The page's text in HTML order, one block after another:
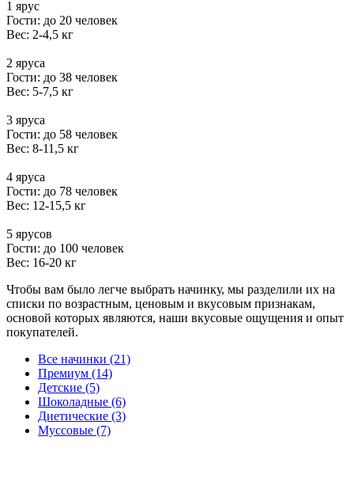
1 ярус
Гости: до 20 человек
Вес: 2-4,5 кг
2 яруса
Гости: до 38 человек
Вес: 5-7,5 кг
3 яруса
Гости: до 58 человек
Вес: 8-11,5 кг
4 яруса
Гости: до 78 человек
Вес: 12-15,5 кг
5 ярусов
Гости: до 100 человек
Вес: 16-20 кг
Чтобы вам было легче выбрать начинку, мы разделили их на
списки по возрастным, ценовым и вкусовым признакам,
основой которых являются, наши вкусовые ощущения и опыт
покупателей.
Все начинки (21)
Премиум (14)
Детские (5)
Шоколадные (6)
Диетические (3)
Муссовые (7)